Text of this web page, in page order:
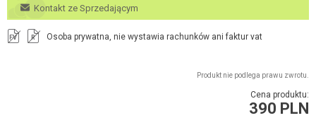
Kontakt ze Sprzedającym
FV R Osoba prywatna, nie wystawia rachunków ani faktur vat
Produkt nie podlega prawu zwrotu.
Cena produktu:
390 PLN